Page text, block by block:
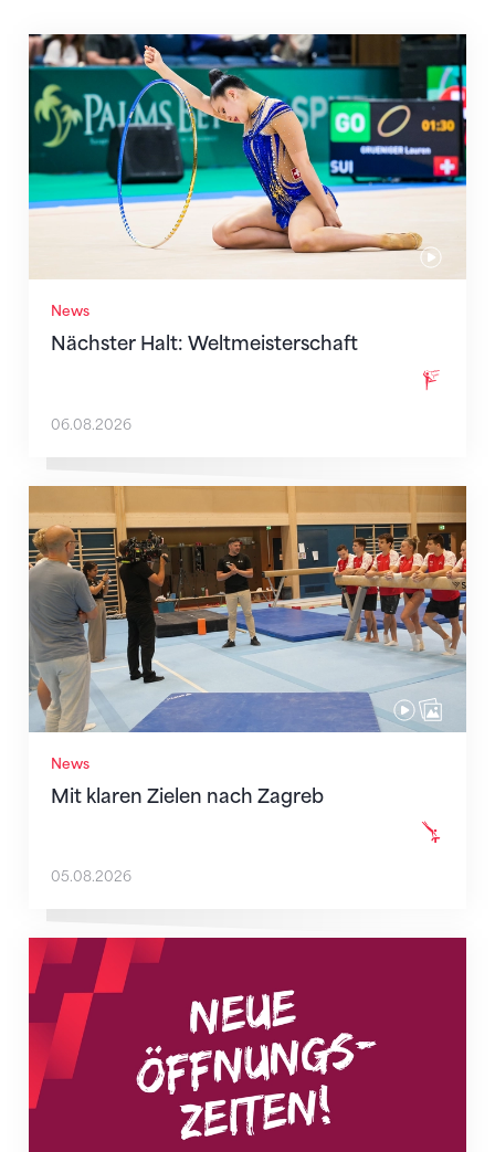
News
Nächster Halt: Weltmeisterschaft
Nächster Halt: Weltmeisterschaft
06.08.2026
News
Mit klaren Zielen nach Zagreb
Mit klaren Zielen nach Zagreb
05.08.2026
Neue Empfangszeiten ab 1. August 2026